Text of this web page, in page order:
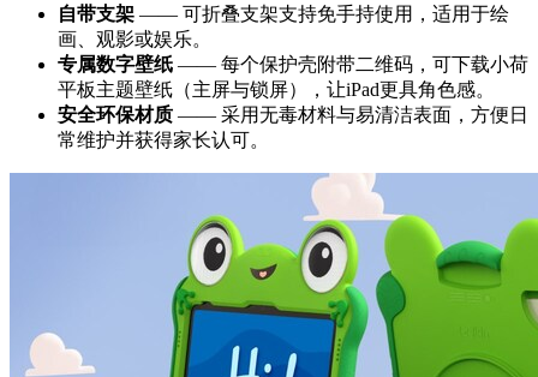
自带支架 —— 可折叠支架支持免手持使用，适用于绘
画、观影或娱乐。
专属数字壁纸 —— 每个保护壳附带二维码，可下载小荷
平板主题壁纸（主屏与锁屏），让iPad更具角色感。
安全环保材质 —— 采用无毒材料与易清洁表面，方便日
常维护并获得家长认可。